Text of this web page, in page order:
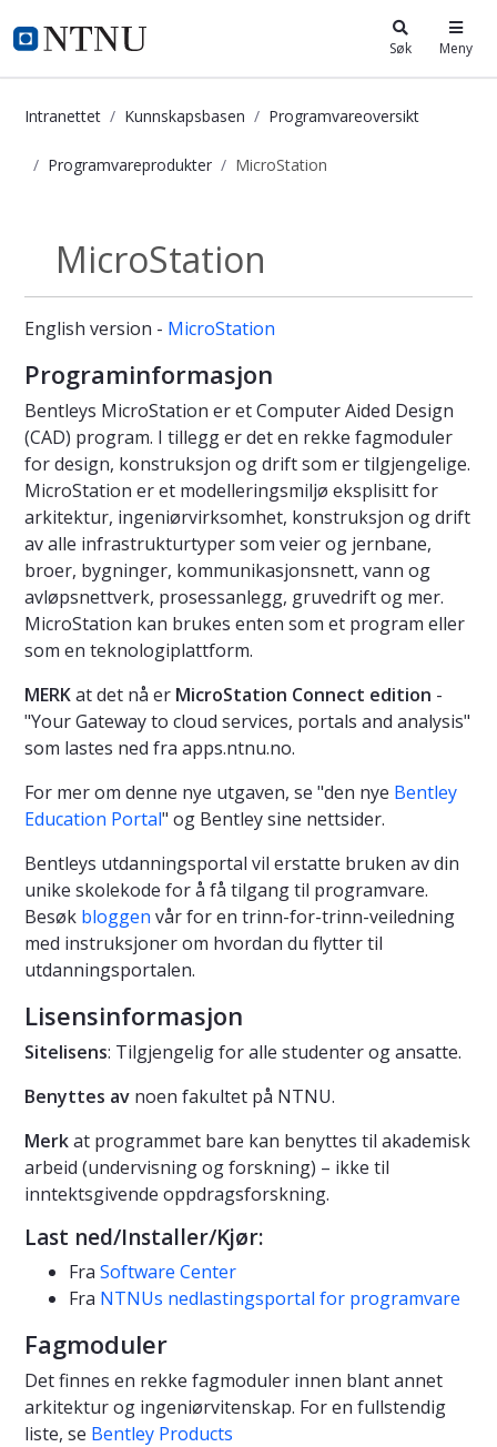
i.ntnu.no Søk Meny
Intranettet Kunnskapsbasen Programvareoversikt
Programvareprodukter MicroStation
Programvareprodukter
MicroStation
English version - MicroStation
Programinformasjon
Bentleys MicroStation er et Computer Aided Design
(CAD) program. I tillegg er det en rekke fagmoduler
for design, konstruksjon og drift som er tilgjengelige.
MicroStation er et modelleringsmiljø eksplisitt for
arkitektur, ingeniørvirksomhet, konstruksjon og drift
av alle infrastrukturtyper som veier og jernbane,
broer, bygninger, kommunikasjonsnett, vann og
avløpsnettverk, prosessanlegg, gruvedrift og mer.
MicroStation kan brukes enten som et program eller
som en teknologiplattform.
MERKat det nå er MicroStation Connect edition -
"Your Gateway to cloud services, portals and analysis"
som lastes ned fra apps.ntnu.no.
For mer om denne nye utgaven, se "den nye Bentley
Education Portal" og Bentley sine nettsider.
Bentleys utdanningsportal vil erstatte bruken av din
unike skolekode for å få tilgang til programvare.
Besøk bloggen vår for en trinn-for-trinn-veiledning
med instruksjoner om hvordan du flytter til
utdanningsportalen.
Lisensinformasjon
Sitelisens: Tilgjengelig for alle studenter og ansatte.
Benyttes av noen fakultet på NTNU.
Merkat programmet bare kan benyttes til akademisk
arbeid (undervisning og forskning) – ikke til
inntektsgivende oppdragsforskning.
Last ned/Installer/Kjør:
Fra Software Center
Fra NTNUs nedlastingsportal for programvare
Fagmoduler
Det finnes en rekke fagmoduler innen blant annet
arkitektur og ingeniørvitenskap. For en fullstendig
liste, se Bentley Products